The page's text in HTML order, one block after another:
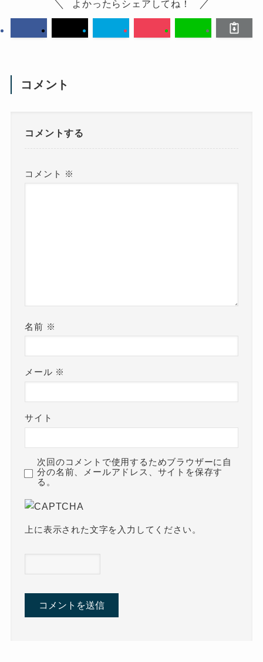
よかったらシェアしてね！
コメント
コメントする
コメント ※
名前 ※
メール ※
サイト
次回のコメントで使用するためブラウザーに自
分の名前、メールアドレス、サイトを保存す
る。
上に表示された文字を入力してください。